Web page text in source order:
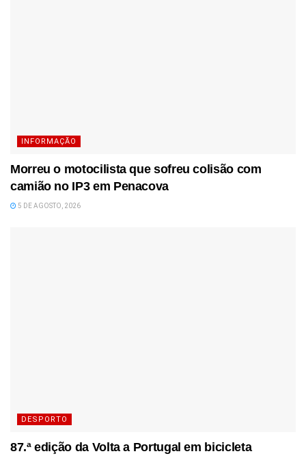
INFORMAÇÃO
Morreu o motocilista que sofreu colisão com
camião no IP3 em Penacova
5 DE AGOSTO, 2026
DESPORTO
87.ª edição da Volta a Portugal em bicicleta